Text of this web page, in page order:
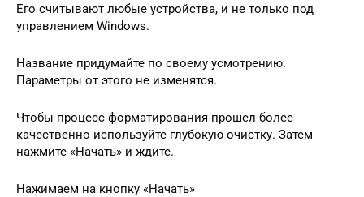
Его считывают любые устройства, и не только под
управлением Windows.
Название придумайте по своему усмотрению.
Параметры от этого не изменятся.
Чтобы процесс форматирования прошел более
качественно используйте глубокую очистку. Затем
нажмите «Начать» и ждите.
Нажимаем на кнопку «Начать»